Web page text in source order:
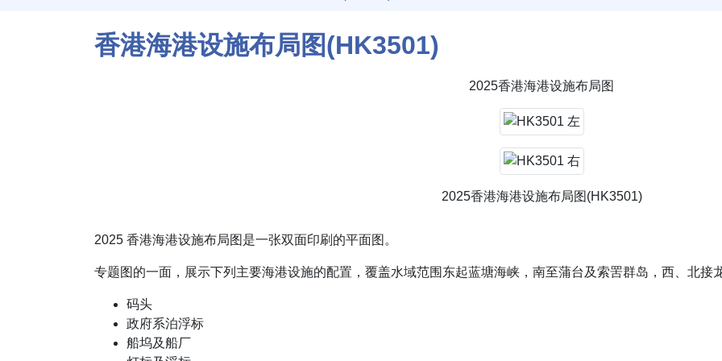
香港海港设施布局图(HK3501)
2025香港海港设施布局图
2025香港海港设施布局图(HK3501)
2025 香港海港设施布局图是一张双面印刷的平面图。
专题图的一面，展示下列主要海港设施的配置，覆盖水域范围东起蓝塘海峡，南至蒲台及索罟群岛，西、北接
码头
政府系泊浮标
船坞及船厂